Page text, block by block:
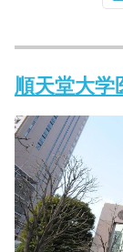
順天堂大学